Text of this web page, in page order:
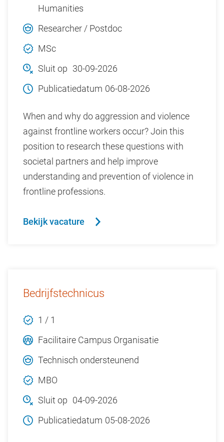
Humanities
Researcher / Postdoc
MSc
Sluit op 30-09-2026
Publicatiedatum 06-08-2026
When and why do aggression and violence
against frontline workers occur? Join this
position to research these questions with
societal partners and help improve
understanding and prevention of violence in
frontline professions.
Bekijk vacature
Bedrijfstechnicus
1 / 1
Facilitaire Campus Organisatie
Technisch ondersteunend
MBO
Sluit op 04-09-2026
Publicatiedatum 05-08-2026